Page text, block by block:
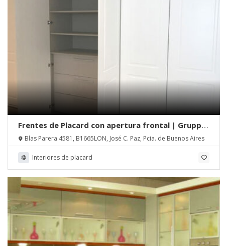
Frentes de Placard con apertura frontal | Gruppo
Biagetti
Blas Parera 4581, B1665LON, José C. Paz, Pcia. de Buenos Aires
Interiores de placard